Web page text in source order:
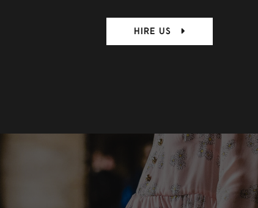
HIRE US